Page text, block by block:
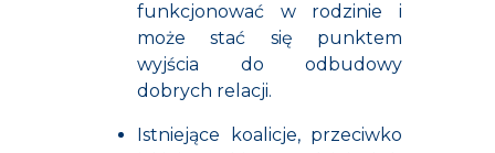
funkcjonować w rodzinie i
może stać się punktem
wyjścia do odbudowy
dobrych relacji.
Istniejące koalicje, przeciwko